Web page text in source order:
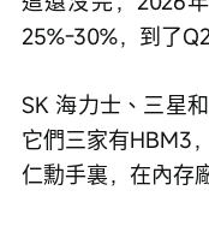
25%-30%，到了
SK 海力士、三星
它們三家有HBM3
仁勳手裏，在內存